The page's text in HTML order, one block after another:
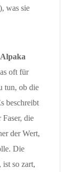
was sie
oft für
tun, ob die
beschreibt
Faser, die
der Wert,
Die
ist so zart,